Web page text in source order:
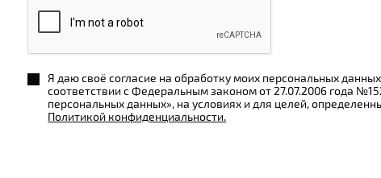
Я даю своё согласие на обработку моих персональных
соответствии с Федеральным законом от 27.07.2006 года
персональных данных», на условиях и для целей,
Политикой конфиденциальности.